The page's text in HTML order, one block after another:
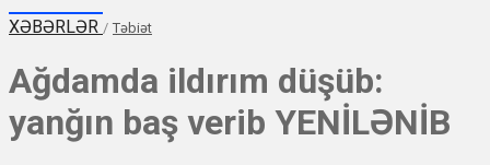
XƏBƏRLƏR / Təbiət
Ağdamda ildırım düşüb:
yanğın baş verib YENİLƏNİB